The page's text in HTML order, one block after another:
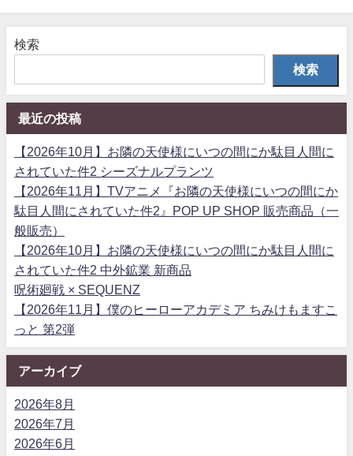
検索
検索
最近の投稿
【2026年10月】お隣の天使様にいつの間にか駄目人間に
されていた件2 シーズナルプランツ
【2026年11月】TVアニメ『お隣の天使様にいつの間にか
駄目人間にされていた件2』POP UP SHOP 販売商品（一
般販売）
【2026年10月】お隣の天使様にいつの間にか駄目人間に
されていた件2 中外鉱業 新商品
呪術廻戦 × SEQUENZ
【2026年11月】僕のヒーローアカデミア ちみけもますこ
っと 第2弾
アーカイブ
2026年8月
2026年7月
2026年6月